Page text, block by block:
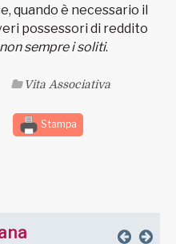
quando è necessario il
possessori di reddito
sempre i soliti.
Vita Associativa
Stampa